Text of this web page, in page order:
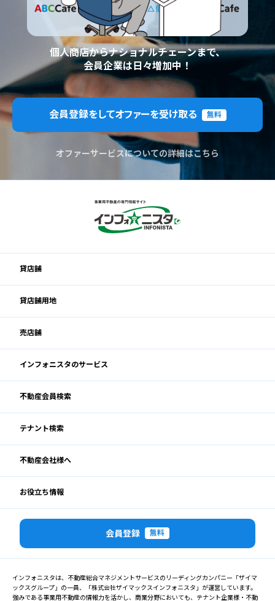
個人商店からナショナルチェーンまで、
会員企業は日々増加中！
会員登録をしてオファーを受け取る 無料
オファーサービスについての詳細はこちら
貸店舗
貸店舗用地
売店舗
インフォニスタのサービス
不動産会員検索
テナント検索
不動産会社様へ
お役立ち情報
会員登録 無料
インフォニスタは、不動産総合マネジメントサービスのリーディングカンパニー「ザイマ
ックスグループ」の一員、「株式会社ザイマックスインフォニスタ」が運営しています。
強みである事業用不動産の情報力を活かし、商業分野においても、テナント企業様・不動